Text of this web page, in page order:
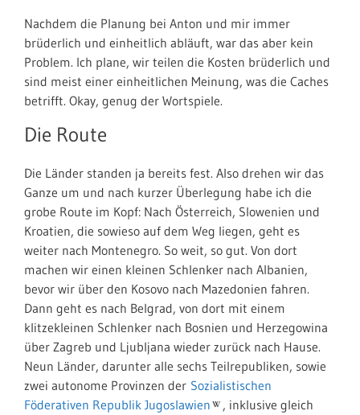
Nachdem die Planung bei Anton und mir immer
brüderlich und einheitlich abläuft, war das aber kein
Problem. Ich plane, wir teilen die Kosten brüderlich und
sind meist einer einheitlichen Meinung, was die Caches
betrifft. Okay, genug der Wortspiele.
Die Route
Die Länder standen ja bereits fest. Also drehen wir das
Ganze um und nach kurzer Überlegung habe ich die
grobe Route im Kopf: Nach Österreich, Slowenien und
Kroatien, die sowieso auf dem Weg liegen, geht es
weiter nach Montenegro. So weit, so gut. Von dort
machen wir einen kleinen Schlenker nach Albanien,
bevor wir über den Kosovo nach Mazedonien fahren.
Dann geht es nach Belgrad, von dort mit einem
klitzekleinen Schlenker nach Bosnien und Herzegowina
über Zagreb und Ljubljana wieder zurück nach Hause.
Neun Länder, darunter alle sechs Teilrepubliken, sowie
zwei autonome Provinzen der Sozialistischen
Föderativen Republik Jugoslawien
, inklusive gleich